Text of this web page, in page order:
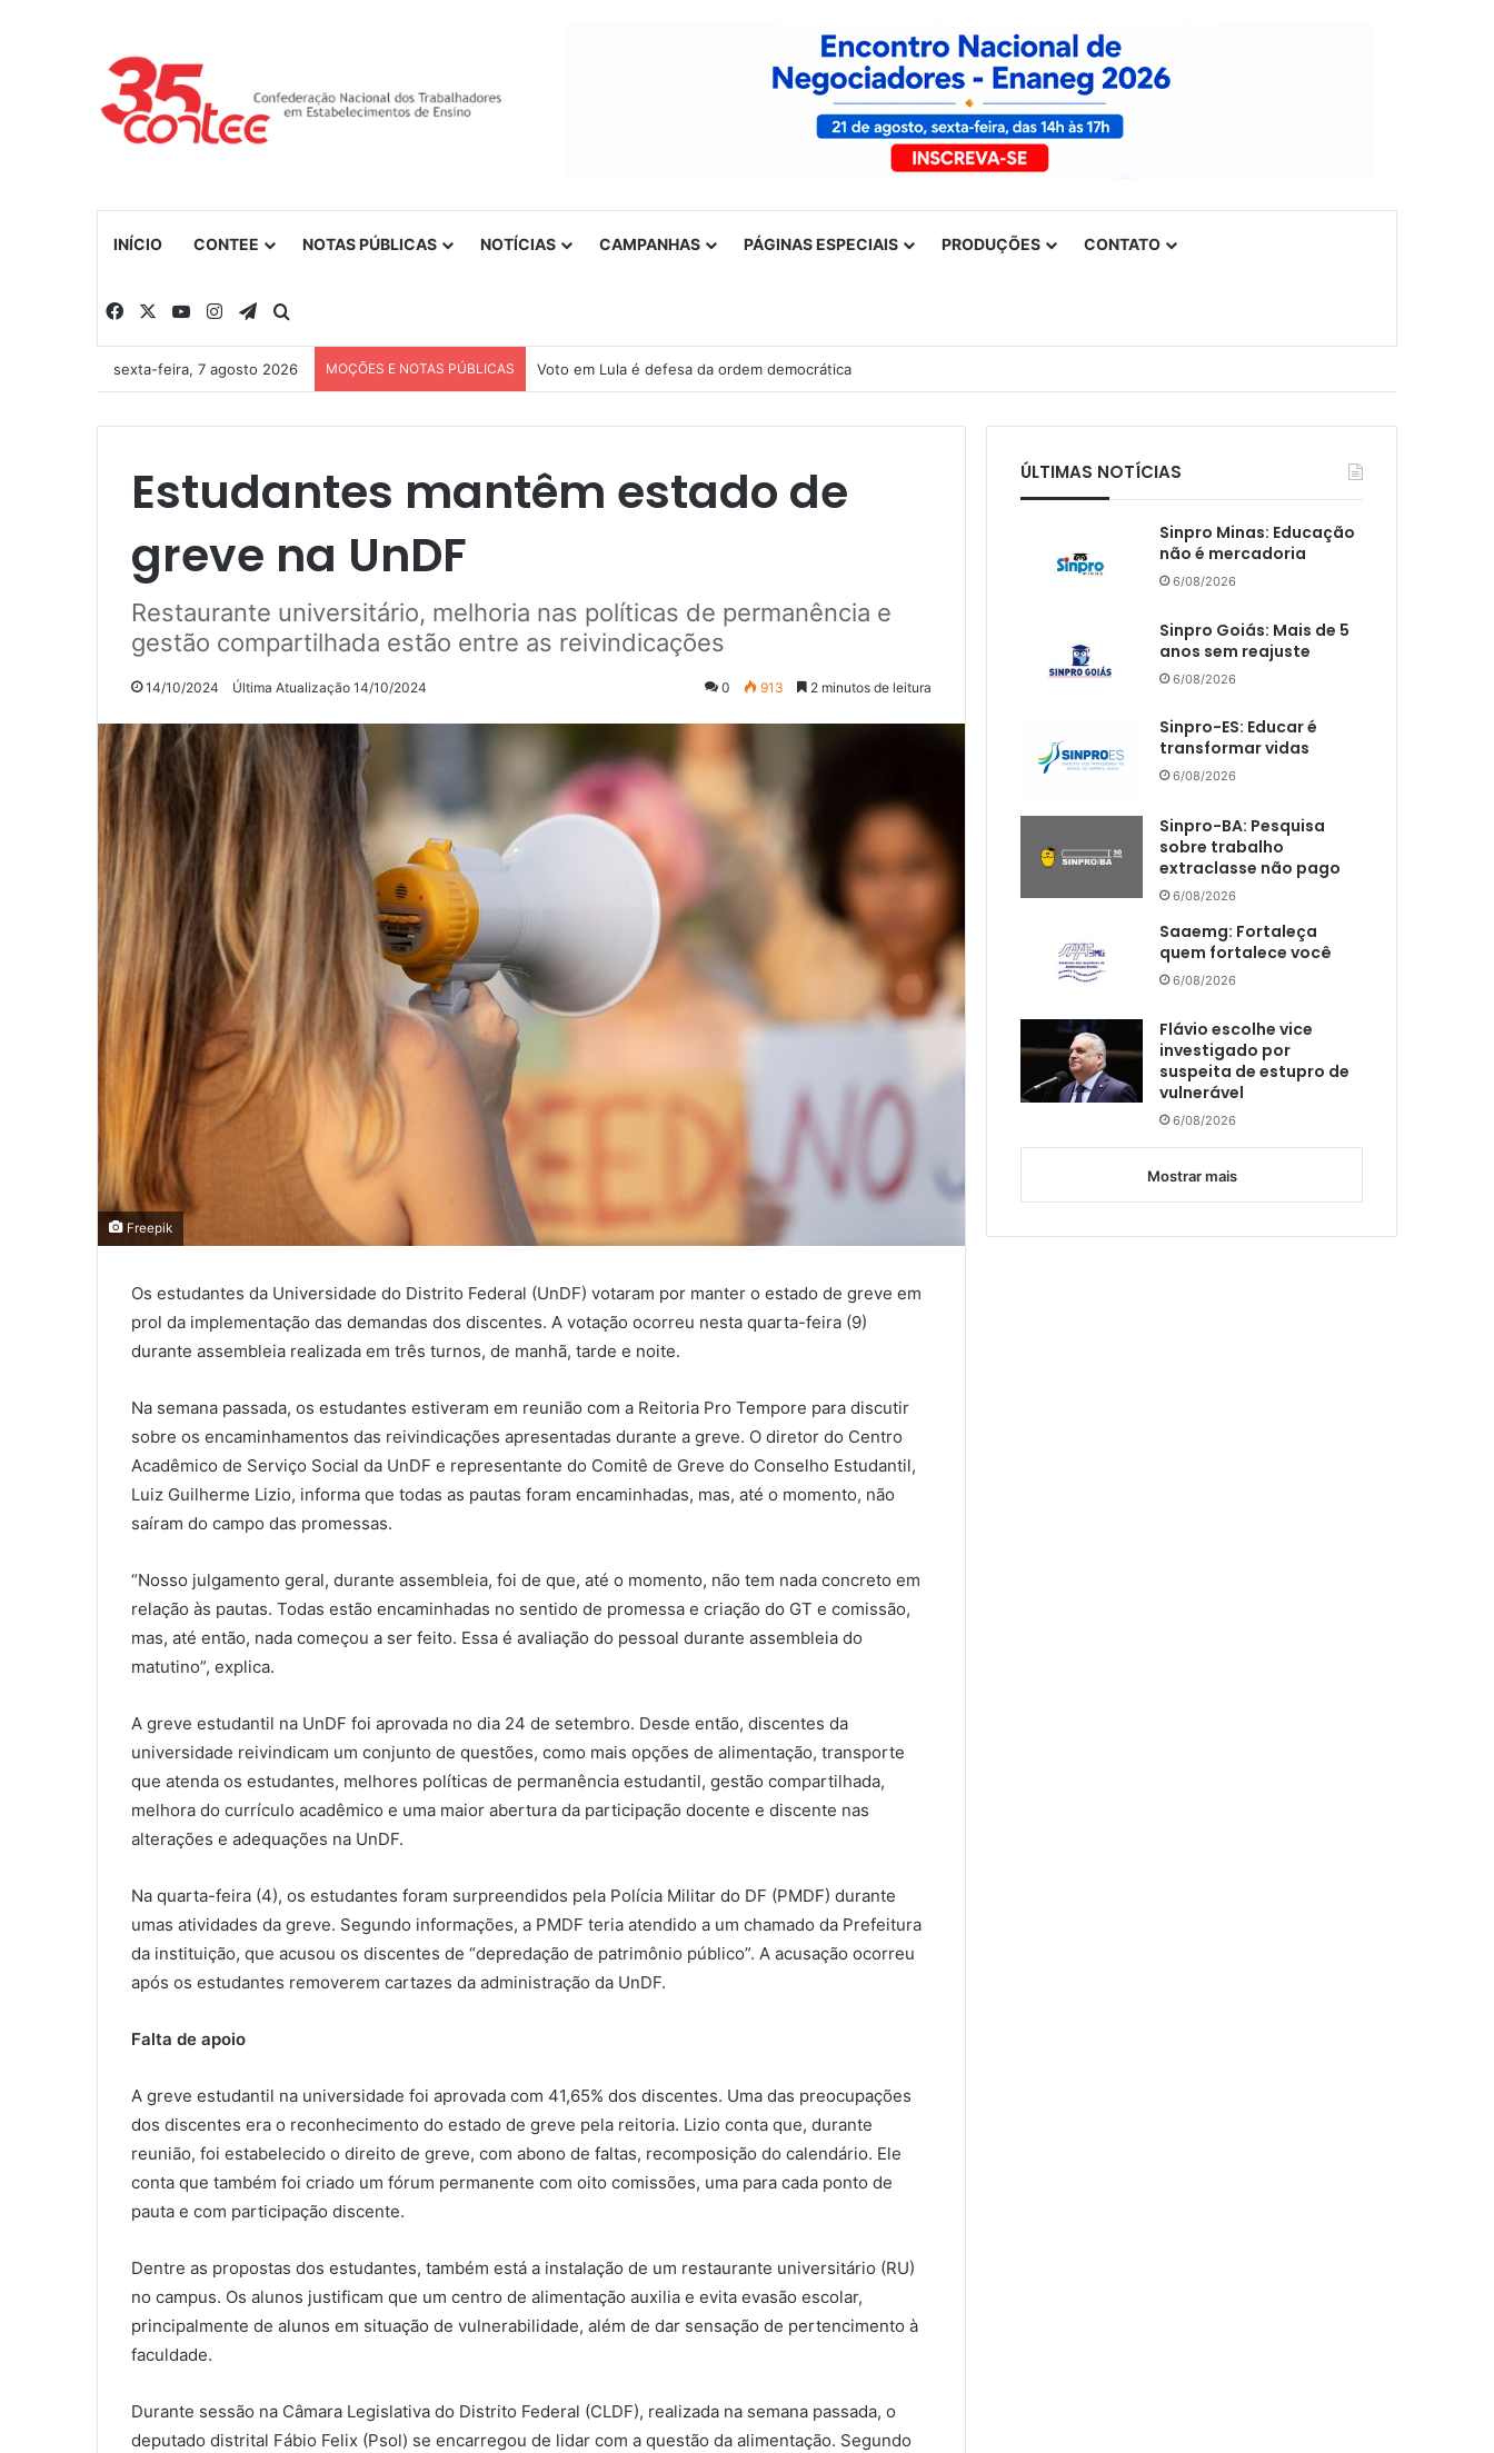
INÍCIO CONTEE NOTAS PÚBLICAS NOTÍCIAS CAMPANHAS PÁGINAS ESPECIAIS PRODUÇÕES CONTATO
Facebook YouTubeInstagramTelegram
sexta-feira, 7 agosto 2026 MOÇÕES E NOTAS PÚBLICAS Voto em Lula é defesa da ordem democrática
Estudantes mantêm estado de
greve na UnDF
Restaurante universitário, melhoria nas políticas de permanência e
gestão compartilhada estão entre as reivindicações
14/10/2024 Última Atualização 14/10/2024 0 913 2 minutos de leitura
Freepik
Os estudantes da Universidade do Distrito Federal (UnDF) votaram por manter o estado de greve em
prol da implementação das demandas dos discentes. A votação ocorreu nesta quarta-feira (9)
durante assembleia realizada em três turnos, de manhã, tarde e noite.
Na semana passada, os estudantes estiveram em reunião com a Reitoria Pro Tempore para discutir
sobre os encaminhamentos das reivindicações apresentadas durante a greve. O diretor do Centro
Acadêmico de Serviço Social da UnDF e representante do Comitê de Greve do Conselho Estudantil,
Luiz Guilherme Lizio, informa que todas as pautas foram encaminhadas, mas, até o momento, não
saíram do campo das promessas.
“Nosso julgamento geral, durante assembleia, foi de que, até o momento, não tem nada concreto em
relação às pautas. Todas estão encaminhadas no sentido de promessa e criação do GT e comissão,
mas, até então, nada começou a ser feito. Essa é avaliação do pessoal durante assembleia do
matutino”, explica.
A greve estudantil na UnDF foi aprovada no dia 24 de setembro. Desde então, discentes da
universidade reivindicam um conjunto de questões, como mais opções de alimentação, transporte
que atenda os estudantes, melhores políticas de permanência estudantil, gestão compartilhada,
melhora do currículo acadêmico e uma maior abertura da participação docente e discente nas
alterações e adequações na UnDF.
Na quarta-feira (4), os estudantes foram surpreendidos pela Polícia Militar do DF (PMDF) durante
umas atividades da greve. Segundo informações, a PMDF teria atendido a um chamado da Prefeitura
da instituição, que acusou os discentes de “depredação de patrimônio público”. A acusação ocorreu
após os estudantes removerem cartazes da administração da UnDF.
Falta de apoio
A greve estudantil na universidade foi aprovada com 41,65% dos discentes. Uma das preocupações
dos discentes era o reconhecimento do estado de greve pela reitoria. Lizio conta que, durante
reunião, foi estabelecido o direito de greve, com abono de faltas, recomposição do calendário. Ele
conta que também foi criado um fórum permanente com oito comissões, uma para cada ponto de
pauta e com participação discente.
Dentre as propostas dos estudantes, também está a instalação de um restaurante universitário (RU)
no campus. Os alunos justificam que um centro de alimentação auxilia e evita evasão escolar,
principalmente de alunos em situação de vulnerabilidade, além de dar sensação de pertencimento à
faculdade.
Durante sessão na Câmara Legislativa do Distrito Federal (CLDF), realizada na semana passada, o
deputado distrital Fábio Felix (Psol) se encarregou de lidar com a questão da alimentação. Segundo
ÚLTIMAS NOTÍCIAS
Sinpro Minas: Educação
não é mercadoria
6/08/2026
Sinpro Goiás: Mais de 5
anos sem reajuste
6/08/2026
Sinpro-ES: Educar é
transformar vidas
6/08/2026
Sinpro-BA: Pesquisa
sobre trabalho
extraclasse não pago
6/08/2026
Saaemg: Fortaleça
quem fortalece você
6/08/2026
Flávio escolhe vice
investigado por
suspeita de estupro de
vulnerável
6/08/2026
Mostrar mais